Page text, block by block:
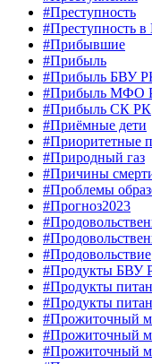
#Преступность
#Преступность в
#Прибывшие
#Прибыль
#Прибыль БВУ
#Прибыль МФО
#Прибыль СК РК
#Приёмные дети
#Приоритетные
#Природный газ
#Причины
#Проблемы
#Прогноз2023
#Продовольствие
#Продукты БВУ
#Продукты
#Продукты
#Прожиточный
#Прожиточный
#Прожиточный